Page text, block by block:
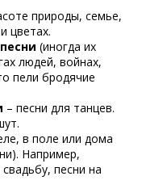
природы, семье,
цветах.
(иногда их
людей, войнах,
пели бродячие
– песни для танцев.
в поле или дома
Например,
песни на